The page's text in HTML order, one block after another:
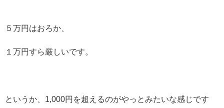
５万円はおろか、
１万円すら厳しいです。
というか、1,000円を超えるのがやっとみたいな感じです